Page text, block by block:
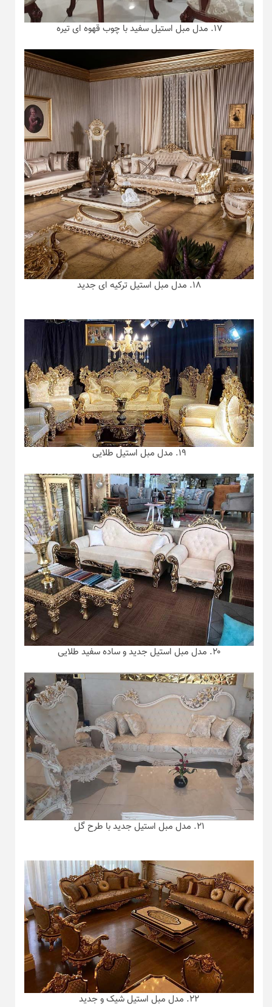
۱۷. مدل مبل استیل سفید با چوب قهوه ای تیره
۱۸. مدل مبل استیل ترکیه ای جدید
۱۹. مدل مبل استیل طلایی
۲۰. مدل مبل استیل جدید و ساده سفید طلایی
۲۱. مدل مبل استیل جدید با طرح گل
۲۲. مدل مبل استیل شیک و جدید